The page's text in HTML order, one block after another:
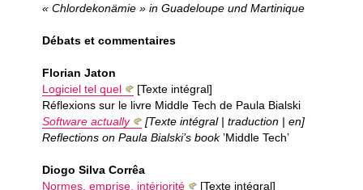
« Chlordekonämie » in Guadeloupe und Martinique
Débats et commentaires
Florian Jaton
Logiciel tel quel
[Texte intégral]
Réflexions sur le livre Middle Tech de Paula Bialski
Software actually
[Texte intégral | traduction | en]
Reflections on Paula Bialski’s book’Middle Tech’
Diogo Silva Corrêa
Normes, emprise, intériorité
[Texte intégral]